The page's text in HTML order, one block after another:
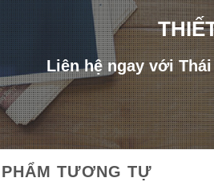
Liên hệ ngay với
TƯƠNG TỰ